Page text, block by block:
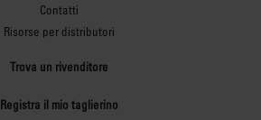
Contatti
Risorse per distributori
Trova un rivenditore
Registra il mio taglierino